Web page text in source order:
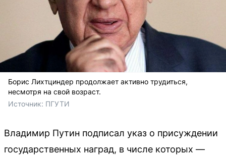
Борис Лихтциндер продолжает активно трудиться,
несмотря на свой возраст.
Источник: ПГУТИ
Владимир Путин подписал указ о присуждении
государственных наград, в числе которых —